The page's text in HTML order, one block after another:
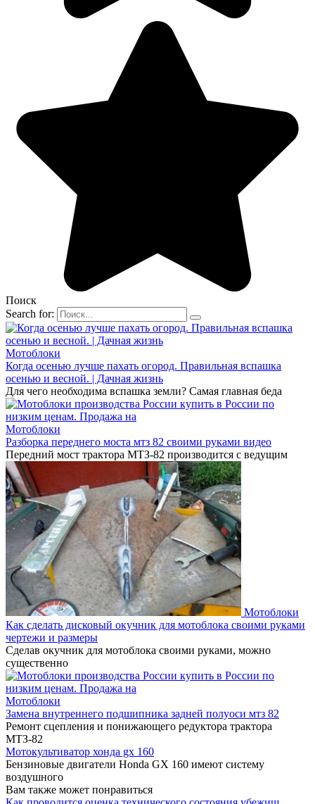
Поиск
Search for:
Мотоблоки
Когда осенью лучше пахать огород. Правильная вспашка
осенью и весной. | Дачная жизнь
Для чего необходима вспашка земли? Самая главная беда
Мотоблоки
Разборка переднего моста мтз 82 своими руками видео
Передний мост трактора МТЗ-82 производится с ведущим
Мотоблоки
Как сделать дисковый окучник для мотоблока своими руками
чертежи и размеры
Сделав окучник для мотоблока своими руками, можно
существенно
Мотоблоки
Замена внутреннего подшипника задней полуоси мтз 82
Ремонт сцепления и понижающего редуктора трактора
МТЗ-82
Мотокультиватор хонда gx 160
Бензиновые двигатели Honda GX 160 имеют систему
воздушного
Вам также может понравиться